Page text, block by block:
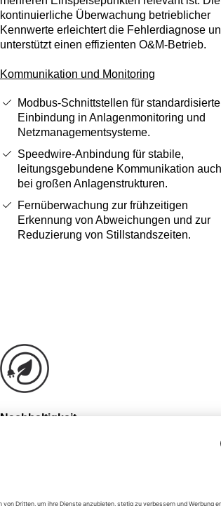
kontinuierliche Überwachung betrieblicher
Kennwerte erleichtert die Fehlerdiagnose
unterstützt einen effizienten O&M‑Betrieb.
Kommunikation und Monitoring
Modbus‑Schnittstellen für standardisierte
Einbindung in Anlagenmonitoring und
Netzmanagementsysteme.
Speedwire‑Anbindung für stabile,
leitungsgebundene Kommunikation auch
bei großen Anlagenstrukturen.
Fernüberwachung zur frühzeitigen
Erkennung von Abweichungen und zur
Reduzierung von Stillstandszeiten.
Nachhaltigkeit
Verluste und verbessert die energetische